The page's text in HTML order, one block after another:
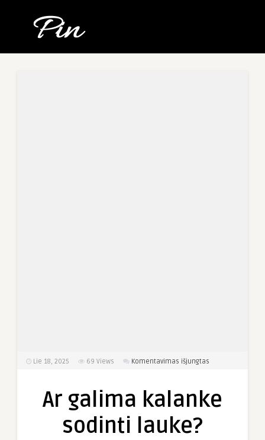
Lie 18, 2025 69 Views Komentavimas išjungtas
kalanke
Ar galima kalanke
sodinti lauke?